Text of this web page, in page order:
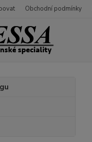
Obchodní podmínky